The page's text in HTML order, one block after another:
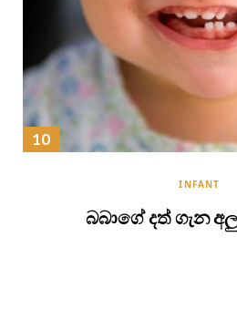
INFANT
බබාගේ දත් ගැන